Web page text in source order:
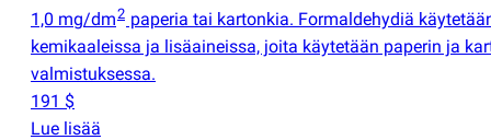
1,0 mg/dm2 paperia tai kartonkia. Formaldehydiä
kemikaaleissa ja lisäaineissa, joita käytetään paperin ja
valmistuksessa.
191 $
Lue lisää